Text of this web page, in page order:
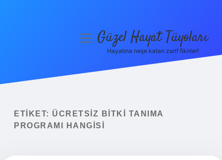
Yasal Uyarı
menüyüGüzel Hayat Tüyoları
Hayatına neşe katan zarif fikirler!
ETIKET: ÜCRETSIZ BITKI TANIMA
PROGRAMI HANGISI